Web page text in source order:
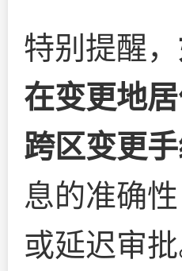
特别提醒，
在变更地
跨区变更
息的准确
或延迟审批